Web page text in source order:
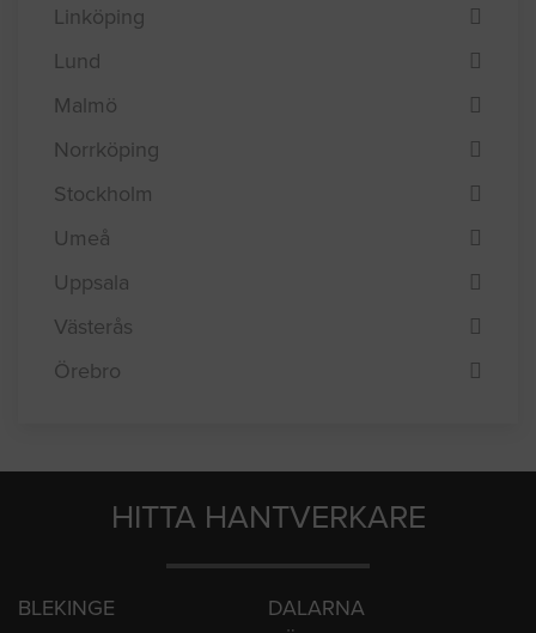
Helsingborg
Jönköping
Linköping
Lund
Malmö
Norrköping
Stockholm
Umeå
Uppsala
Örebro
HITTA HANTVERKARE